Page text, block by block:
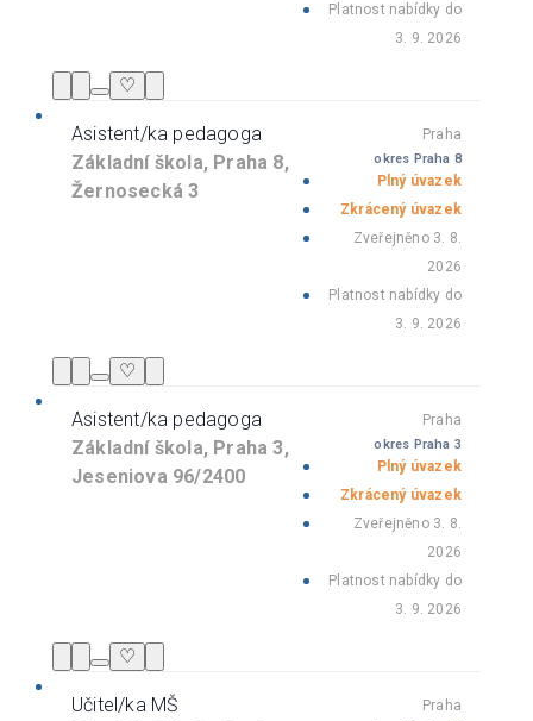
Platnost nabídky do
3. 9. 2026
♡
Asistent/ka pedagoga
Základní škola, Praha 8,
Žernosecká 3
Praha
okres Praha 8
Plný úvazek
Zkrácený úvazek
Zveřejněno 3. 8.
2026
Platnost nabídky do
3. 9. 2026
♡
Asistent/ka pedagoga
Základní škola, Praha 3,
Jeseniova 96/2400
Praha
okres Praha 3
Plný úvazek
Zkrácený úvazek
Zveřejněno 3. 8.
2026
Platnost nabídky do
3. 9. 2026
♡
Učitel/ka MŠ
Praha